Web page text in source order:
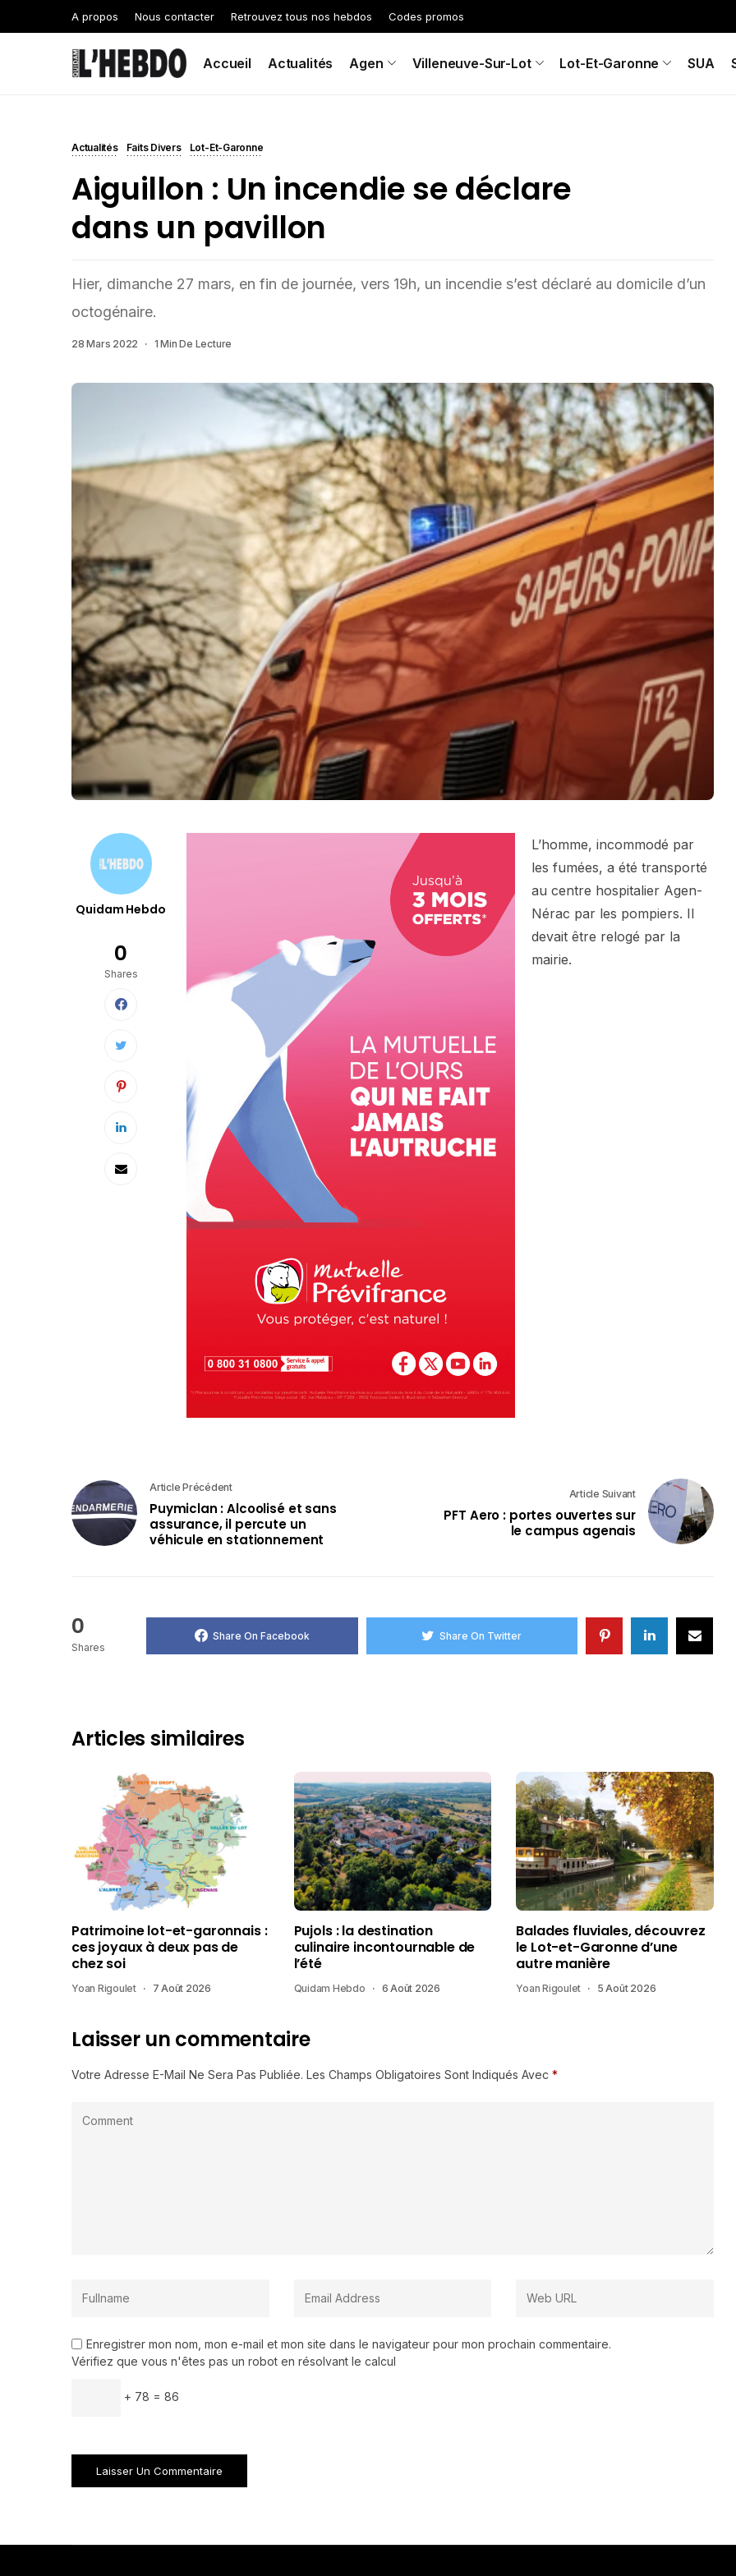
A propos Nous contacter Retrouvez tous nos hebdos Codes promos
Accueil Actualités Agen Villeneuve-Sur-Lot Lot-Et-Garonne SUA
Actualités Faits Divers Lot-Et-Garonne
Aiguillon : Un incendie se déclare
dans un pavillon
Hier, dimanche 27 mars, en fin de journée, vers 19h, un incendie s’est déclaré au domicile d’un
octogénaire.
28 Mars 2022 1 Min De Lecture
Quidam Hebdo
0
Shares
L’homme, incommodé par
les fumées, a été transporté
au centre hospitalier Agen-
Nérac par les pompiers. Il
devait être relogé par la
mairie.
Article Précédent
Puymiclan : Alcoolisé et sans
assurance, il percute un
véhicule en stationnement
Article Suivant
PFT Aero : portes ouvertes sur
le campus agenais
0
Shares
Share On Facebook Share On Twitter
Articles similaires
Patrimoine lot-et-garonnais :
ces joyaux à deux pas de
chez soi
Yoan Rigoulet 7 Août 2026
Pujols : la destination
culinaire incontournable de
l’été
Quidam Hebdo 6 Août 2026
Balades fluviales, découvrez
le Lot-et-Garonne d’une
autre manière
Yoan Rigoulet 5 Août 2026
Laisser un commentaire
Votre Adresse E-Mail Ne Sera Pas Publiée. Les Champs Obligatoires Sont Indiqués Avec *
Enregistrer mon nom, mon e-mail et mon site dans le navigateur pour mon prochain commentaire.
Vérifiez que vous n'êtes pas un robot en résolvant le calcul
+ 78 = 86